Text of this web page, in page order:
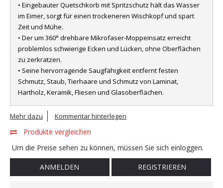
• Eingebauter Quetschkorb mit Spritzschutz hält das Wasser
im Eimer, sorgt für einen trockeneren Wischkopf und spart
Zeit und Mühe.
• Der um 360° drehbare Mikrofaser-Moppeinsatz erreicht
problemlos schwierige Ecken und Lücken, ohne Oberflächen
zu zerkratzen.
• Seine hervorragende Saugfähigkeit entfernt festen
Schmutz, Staub, Tierhaare und Schmutz von Laminat,
Hartholz, Keramik, Fliesen und Glasoberflächen.
Mehr dazu Kommentar hinterlegen
Produkte vergleichen
Um die Preise sehen zu können, müssen Sie sich einloggen.
ANMELDEN REGISTRIEREN